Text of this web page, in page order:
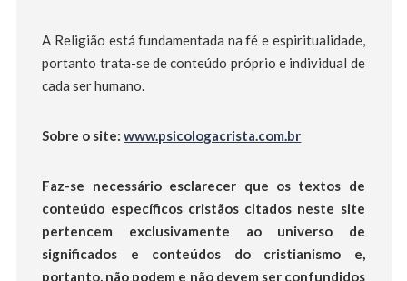
A Religião está fundamentada na fé e espiritualidade,
portanto trata-se de conteúdo próprio e individual de
cada ser humano.
Sobre o site:www.psicologacrista.com.br
Faz-se necessário esclarecer que os textos de
conteúdo específicos cristãos citados neste site
pertencem exclusivamente ao universo de
significados e conteúdos do cristianismo e,
portanto, não podem e não devem ser confundidos